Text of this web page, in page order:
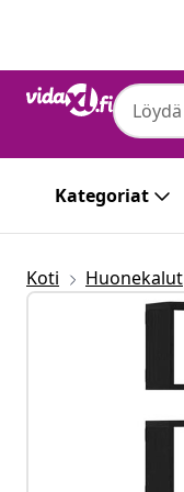
Kategoriat
Koti Huonekalut